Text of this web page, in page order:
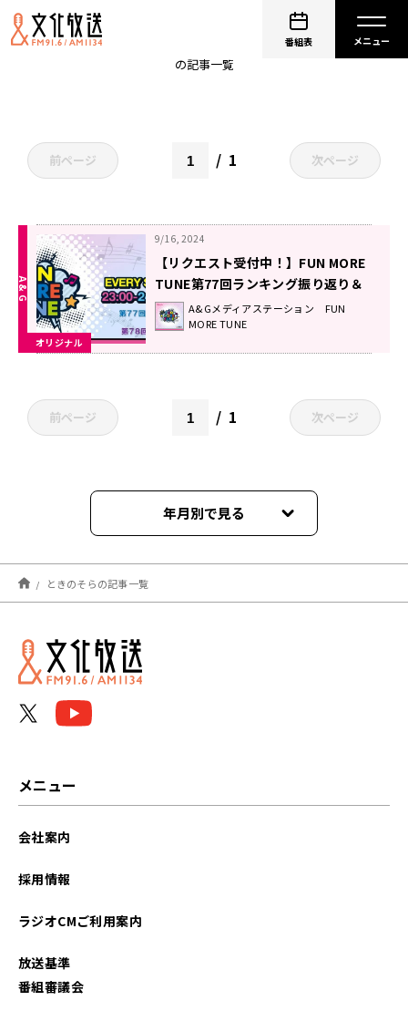
番組表
の記事一覧
前ページ 1 次ページ
オリジナル
9/16, 2024
【リクエスト受付中！】FUN MORE
TUNE第77回ランキング振り返り＆
第78回 注目楽曲紹介
A&Gメディアステーション FUN
MORE TUNE
前ページ 1 次ページ
年月別で見る
2024年09月
ときのそらの記事一覧
メニュー
会社案内
採用情報
ラジオCMご利用案内
放送基準
番組審議会